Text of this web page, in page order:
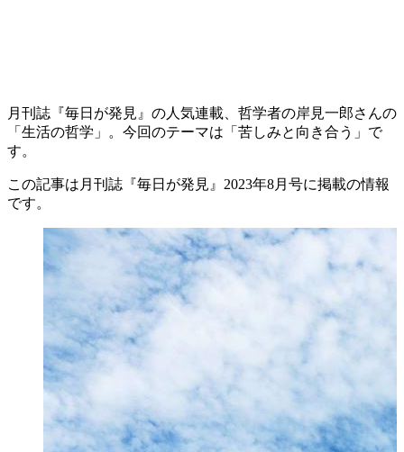
月刊誌『毎日が発見』の人気連載、哲学者の岸見一郎さんの
「生活の哲学」。今回のテーマは「苦しみと向き合う」で
す。
この記事は月刊誌『毎日が発見』2023年8月号に掲載の情報
です。